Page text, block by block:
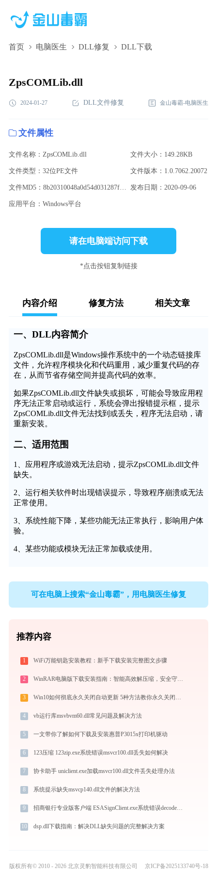
首页 电脑医生 DLL修复 DLL下载
ZpsCOMLib.dll,ZpsCOMLib.dll下载,ZpsCOMLib.dll修复
ZpsCOMLib.dll
2024-01-27 DLL文件修复 金山毒霸-电脑医生
文件属性
文件名称：ZpsCOMLib.dll 文件大小：149.28KB
文件类型：32位PE文件 文件版本：1.0.7062.20072
文件MD5：8b20310048a0d54d031287f08e34ee71 发布日期：2020-09-06
应用平台：Windows平台
请在电脑端访问下载
*点击按钮复制链接
内容介绍 修复方法 相关文章
一、DLL内容简介
ZpsCOMLib.dll是Windows操作系统中的一个动态链接库
文件，允许程序模块化和代码重用，减少重复代码的存
在，从而节省存储空间并提高代码的效率。
如果ZpsCOMLib.dll文件缺失或损坏，可能会导致应用程
序无法正常启动或运行，系统会弹出报错提示框，提示
ZpsCOMLib.dll文件无法找到或丢失，程序无法启动，请
重新安装。
二、适用范围
1、应用程序或游戏无法启动，提示ZpsCOMLib.dll文件
缺失。
2、运行相关软件时出现错误提示，导致程序崩溃或无法
正常使用。
3、系统性能下降，某些功能无法正常执行，影响用户体
验。
4、某些功能或模块无法正常加载或使用。
可在电脑上搜索“金山毒霸”，用电脑医生修复
推荐内容
1 WiFi万能钥匙安装教程：新手下载安装完整图文步骤
2 WinRAR电脑版下载安装指南：智能高效解压缩，安全守护文件传输与归档
3 Win10如何彻底永久关闭自动更新 5种方法教你永久关闭win10自动更新
4 vb运行库msvbvm60.dll常见问题及解决方法
5 一文带你了解如何下载及安装惠普P3015x打印机驱动
6 123压缩 123zip.exe系统错误msvcr100.dll丢失如何解决
7 协卡助手 uniclient.exe加载msvcr100.dll文件丢失处理办法
8 系统提示缺失msvcp140.dll文件的解决方法
9 招商银行专业版客户端 ESASignClient.exe系统错误decodecert.dll丢失如何解决
10 dsp.dll下载指南：解决DLL缺失问题的完整解决方案
版权所有© 2010 - 2026 北京灵豹智能科技有限公司 京ICP备2025133740号-18